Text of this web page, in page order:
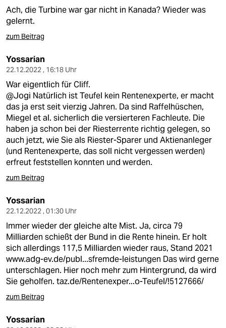
Ach, die Turbine war gar nicht in Kanada? Wieder was
gelernt.
zum Beitrag
Yossarian
22.12.2022 , 16:18 Uhr
War eigentlich für Cliff.
@Jogi Natürlich ist Teufel kein Rentenexperte, er macht
das ja erst seit vierzig Jahren. Da sind Raffelhüschen,
Miegel et al. sicherlich die versierteren Fachleute. Die
haben ja schon bei der Riesterrente richtig gelegen, so
auch jetzt, wie Sie als Riester-Sparer und Aktienanleger
(und Rentenexperte, das soll nicht vergessen werden)
erfreut feststellen konnten und werden.
zum Beitrag
Yossarian
22.12.2022 , 01:30 Uhr
Immer wieder der gleiche alte Mist. Ja, circa 79
Milliarden schießt der Bund in die Rente hinein. Er holt
sich allerdings 117,5 Milliarden wieder raus, Stand 2021
www.adg-ev.de/publ...sfremde-leistungen Das wird gerne
unterschlagen. Hier noch mehr zum Hintergrund, da wird
Sie geholfen. taz.de/Rentenexper...o-Teufel/!5127666/
zum Beitrag
Yossarian